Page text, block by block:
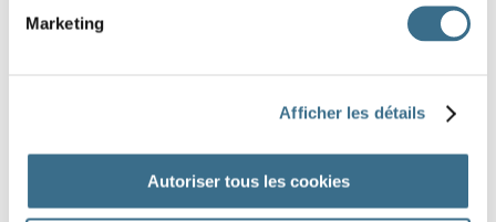
Marketing
Afficher les détails
Autoriser tous les cookies